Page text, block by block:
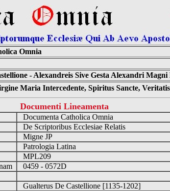
Omnia
- Alexandreis Sive Gesta Alexandri
Maria Intercedente, Spiritus Sancte,
Documenti Lineamenta
Documenta Catholica Omnia
De Scriptoribus Ecclesiae Relatis
Migne JP
Patrologia Latina
MPL209
0459 - 0572D
Gualterus De Castellione [1135-1202]